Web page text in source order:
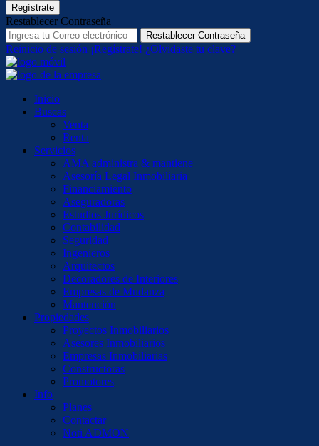
Regístrate
Restablecer Contraseña
Restablecer Contraseña
Reinicio de sesión ¡Regístrate! ¿Olvidaste tu clave?
Inicio
Buscas
Venta
Renta
Servicios
AMA administra & mantiene
Asesoría Legal Inmobiliaria
Financiamiento
Aseguradoras
Estudios Jurídicos
Contabilidad
Seguridad
Ingenieros
Arquitectos
Decoradores de Interiores
Empresas de Mudanza
Mantención
Propiedades
Proyectos Inmobiliarios
Asesores Inmobiliarios
Empresas Inmobiliarias
Constructoras
Promotores
Info
Planes
Contactar
Noti ADMON